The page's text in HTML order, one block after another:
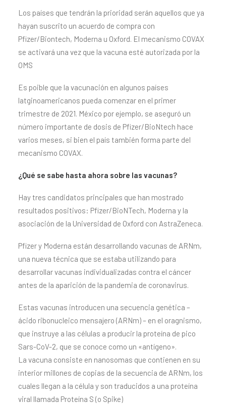
Los países que tendrán la prioridad serán aquellos que ya
hayan suscrito un acuerdo de compra con
Pfizer/Biontech, Moderna u Oxford. El mecanismo COVAX
se activará una vez que la vacuna esté autorizada por la
OMS
Es poible que la vacunación en algunos países
latginoamericanos pueda comenzar en el primer
trimestre de 2021. México por ejemplo, se aseguró un
número importante de dosis de Pfizer/BioNtech hace
varios meses, si bien el país también forma parte del
mecanismo COVAX.
¿Qué se sabe hasta ahora sobre las vacunas?
Hay tres candidatos principales que han mostrado
resultados positivos: Pfizer/BioNTech, Moderna y la
asociación de la Universidad de Oxford con AstraZeneca.
Pfizer y Moderna están desarrollando vacunas de ARNm,
una nueva técnica que se estaba utilizando para
desarrollar vacunas individualizadas contra el cáncer
antes de la aparición de la pandemia de coronavirus.
Estas vacunas introducen una secuencia genética –
ácido ribonucleico mensajero (ARNm) – en el oragnismo,
que instruye a las células a producir la proteína de pico
Sars-CoV-2, que se conoce como un «antígeno».
La vacuna consiste en nanosomas que contienen en su
interior millones de copias de la secuencia de ARNm, los
cuales llegan a la célula y son traducidos a una proteína
viral llamada Proteína S (o Spike)